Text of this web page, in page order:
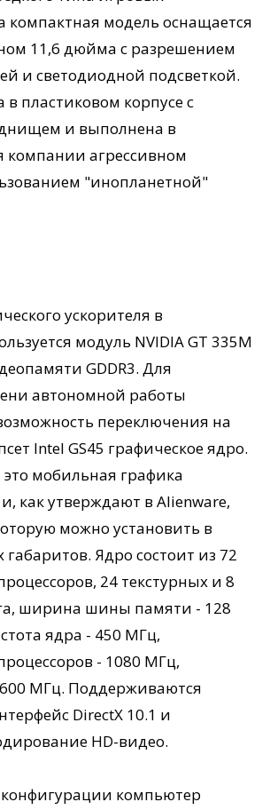
компактная модель оснащается
11,6 дюйма с разрешением
и светодиодной подсветкой.
пластиковом корпусе с
и выполнена в
компании агрессивном
"инопланетной"
ускорителя в
модуль NVIDIA GT 335M
GDDR3. Для
автономной работы
переключения на
Intel GS45 графическое ядро.
это мобильная графика
и, как утверждают в Alienware,
можно установить в
габаритов. Ядро состоит из 72
24 текстурных и 8
ширина шины памяти - 128
ядра - 450 МГц,
- 1080 МГц,
МГц. Поддерживаются
DirectX 10.1 и
HD-видео.
компьютер